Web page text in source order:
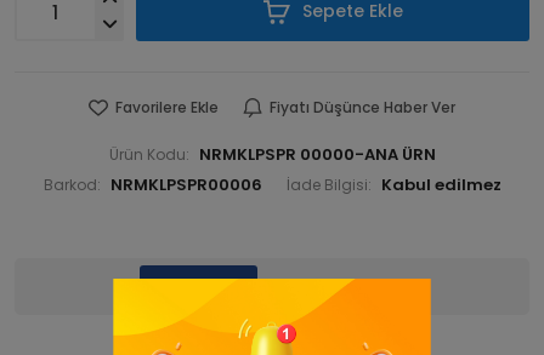
Sepete Ekle
Favorilere Ekle Fiyatı Düşünce Haber Ver
Ürün Kodu: NRMKLPSPR 00000-ANA ÜRN
Barkod: NRMKLPSPR00006 İade Bilgisi:
Yorumlar